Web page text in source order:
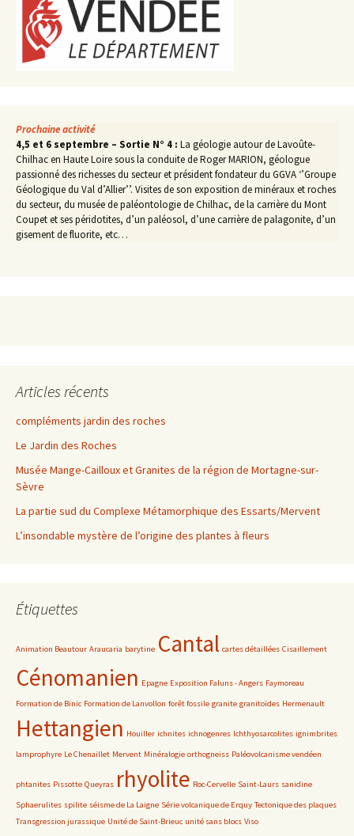
Prochaine activité
4,5 et 6 septembre – Sortie N° 4 : La géologie autour de Lavoûte-
Chilhac en Haute Loire sous la conduite de Roger MARION, géologue
passionné des richesses du secteur et président fondateur du GGVA ‘’Groupe
Géologique du Val d’Allier’’. Visites de son exposition de minéraux et roches
du secteur, du musée de paléontologie de Chilhac, de la carrière du Mont
Coupet et ses péridotites, d’un paléosol, d’une carrière de palagonite, d’un
gisement de fluorite, etc…
Articles récents
compléments jardin des roches
Le Jardin des Roches
Musée Mange-Cailloux et Granites de la région de Mortagne-sur-
Sèvre
La partie sud du Complexe Métamorphique des Essarts/Mervent
L’insondable mystère de l’origine des plantes à fleurs
Étiquettes
Animation Beautour Araucaria barytine Cantal cartes détaillées Cisaillement
Cénomanien Epagne Exposition Faluns - Angers Faymoreau
Formation de Binic Formation de Lanvollon forêt fossile granite granitoïdes Hermenault
Hettangien Houiller ichnites ichnogenres Ichthyosarcolites ignimbrites
lamprophyre Le Chenaillet Mervent Minéralogie orthogneiss Paléovolcanisme vendéen
phtanites Pissotte Queyras rhyolite Roc-Cervelle Saint-Laurs sanidine
Sphaerulites spilite séisme de La Laigne Série volcanique de Erquy Tectonique des plaques
Transgression jurassique Unité de Saint-Brieuc unité sans blocs Viso